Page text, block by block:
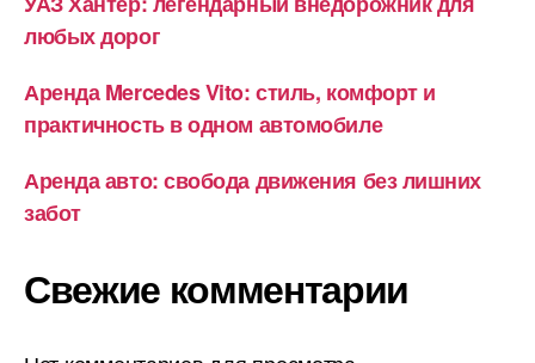
любых дорог
Аренда Mercedes Vito: стиль, комфорт и
практичность в одном автомобиле
Аренда авто: свобода движения без лишних
забот
Свежие комментарии